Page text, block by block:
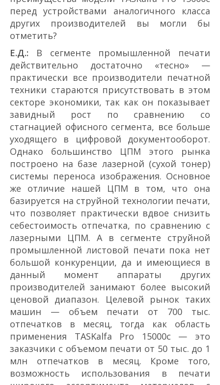
перед устройствами аналогичного класса
других производителей вы могли бы
отметить?
Е.Д.: В сегменте промышленной печати
действительно достаточно «тесно» —
практически все производители печатной
техники стараются присутствовать в этом
секторе экономики, так как он показывает
завидный рост по сравнению со
стагнацией офисного сегмента, все больше
уходящего в цифровой документооборот.
Однако большинство ЦПМ этого рынка
построено на базе лазерной (сухой тонер)
системы переноса изображения. Основное
же отличие нашей ЦПМ в том, что она
базируется на струйной технологии печати,
что позволяет практически вдвое снизить
себестоимость отпечатка, по сравнению с
лазерными ЦПМ. А в сегменте струйной
промышленной листовой печати пока нет
большой конкуренции, да и имеющиеся в
данный момент аппараты других
производителей занимают более высокий
ценовой диапазон. Целевой рынок таких
машин — объем печати от 700 тыс.
отпечатков в месяц, тогда как область
применения TASKalfa Pro 15000c — это
заказчики с объемом печати от 50 тыс. до 1
млн отпечатков в месяц. Кроме того,
возможность использования в печати